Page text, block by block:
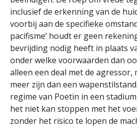
inclusief de erkenning van de
voorbij aan de specifieke
pacifisme’ houdt er geen
bevrijding nodig heeft in plaats
onder welke voorwaarden dan
alleen een deal met de agressor,
meer zijn dan een
regime van Poetin in een
het niet kan stoppen met het
zonder het risico te lopen de